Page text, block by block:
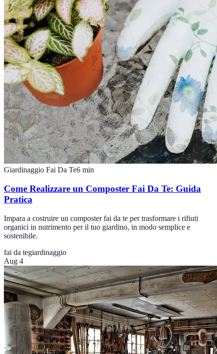
Giardinaggio Fai Da Te6 min
Come Realizzare un Composter Fai Da Te: Guida
Pratica
Impara a costruire un composter fai da te per trasformare i rifiuti
organici in nutrimento per il tuo giardino, in modo semplice e
sostenibile.
fai da tegiardinaggio
Aug 4